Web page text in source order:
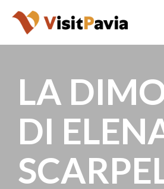
Salta
contenuto
IT
LA
DI